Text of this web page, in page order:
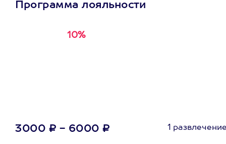
Программа лояльности
10%
3000 ₽ - 6000 ₽ 1